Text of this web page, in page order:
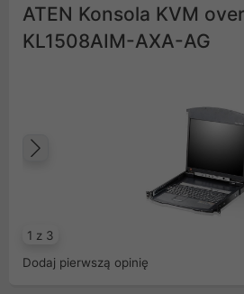
ATEN Konsola KVM
KL1508AIM-AXA-AG
1 z 3
Dodaj pierwszą opinię